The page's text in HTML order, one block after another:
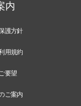
内
護方針
用規約
要望
ご案内